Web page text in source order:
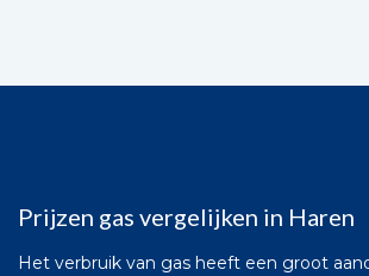
Prijzen gas vergelijken in Haren
Het verbruik van gas heeft een groot